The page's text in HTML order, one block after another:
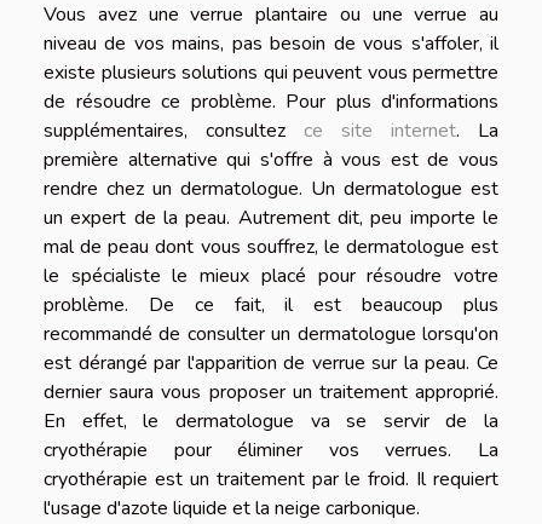
Vous avez une verrue plantaire ou une verrue au
niveau de vos mains, pas besoin de vous s'affoler, il
existe plusieurs solutions qui peuvent vous permettre
de résoudre ce problème. Pour plus d'informations
supplémentaires, consultez ce site internet. La
première alternative qui s'offre à vous est de vous
rendre chez un dermatologue. Un dermatologue est
un expert de la peau. Autrement dit, peu importe le
mal de peau dont vous souffrez, le dermatologue est
le spécialiste le mieux placé pour résoudre votre
problème. De ce fait, il est beaucoup plus
recommandé de consulter un dermatologue lorsqu'on
est dérangé par l'apparition de verrue sur la peau. Ce
dernier saura vous proposer un traitement approprié.
En effet, le dermatologue va se servir de la
cryothérapie pour éliminer vos verrues. La
cryothérapie est un traitement par le froid. Il requiert
l'usage d'azote liquide et la neige carbonique.